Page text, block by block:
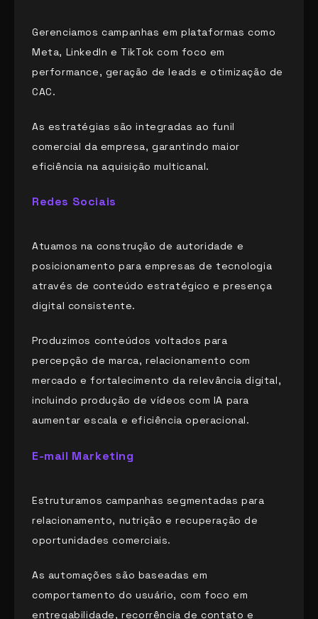
Gerenciamos campanhas em plataformas como
Meta, LinkedIn e TikTok com foco em
performance, geração de leads e otimização de
CAC.
As estratégias são integradas ao funil
comercial da empresa, garantindo maior
eficiência na aquisição multicanal.
Redes Sociais
Atuamos na construção de autoridade e
posicionamento para empresas de tecnologia
através de conteúdo estratégico e presença
digital consistente.
Produzimos conteúdos voltados para
percepção de marca, relacionamento com
mercado e fortalecimento da relevância digital,
incluindo produção de vídeos com IA para
aumentar escala e eficiência operacional.
E-mail Marketing
Estruturamos campanhas segmentadas para
relacionamento, nutrição e recuperação de
oportunidades comerciais.
As automações são baseadas em
comportamento do usuário, com foco em
entregabilidade, recorrência de contato e